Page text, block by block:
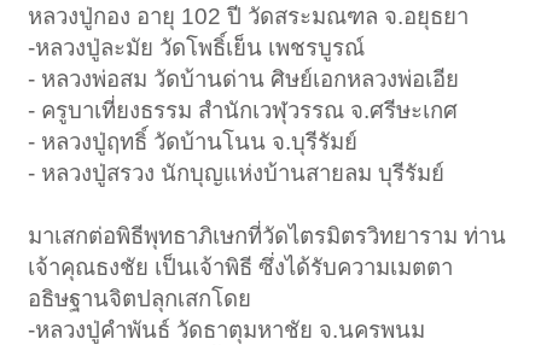
หลวงปู่กอง อายุ 102 ปี วัดสระมณฑล จ.อยุธยา
-หลวงปู่ละมัย วัดโพธิ์เย็น เพชรบูรณ์
- หลวงพ่อสม วัดบ้านด่าน ศิษย์เอกหลวงพ่อเอีย
- ครูบาเที่ยงธรรม สำนักเวฬุวรรณ จ.ศรีษะเกศ
- หลวงปู่ฤทธิ์ วัดบ้านโนน จ.บุรีรัมย์
- หลวงปู่สรวง นักบุญแห่งบ้านสายลม บุรีรัมย์
มาเสกต่อพิธีพุทธาภิเษกที่วัดไตรมิตรวิทยาราม ท่าน
เจ้าคุณธงชัย เป็นเจ้าพิธี ซึ่งได้รับความเมตตา
อธิษฐานจิตปลุกเสกโดย
-หลวงปู่คำพันธ์ วัดธาตุมหาชัย จ.นครพนม